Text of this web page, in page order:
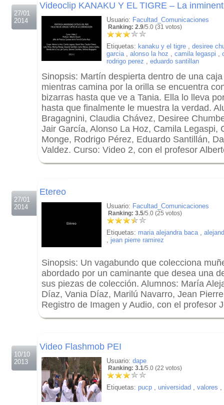
27/01
2014
Videoclip KANAKU Y EL TIGRE – La
Usuario: Facultad_Comunicaciones
Ranking: 2.9/5.0 (31 votos)
Etiquetas: kanaku y el tigre , desiree
garcia, alonso la hoz , camila legaspi ,
rodrigo perez , eduardo santillan
Sinopsis: Martín despierta dentro de una
mientras camina por la orilla se encuentra
bizarras hasta que ve a Tania. Ella lo lleva
hasta que finalmente le muestra la verdad.
Bragagnini, Claudia Chávez, Desiree
Jair García, Alonso La Hoz, Camila Legaspi,
Monge, Rodrigo Pérez, Eduardo Santillán,
Valdez. Curso: Video 2, con el profesor
27/01
2014
Etereo
Usuario: Facultad_Comunicaciones
Ranking: 3.5/5.0 (25 votos)
Etiquetas: maria alejandra baca,
, jean pierre ramirez
Sinopsis: Un vagabundo que colecciona
abordado por un caminante que desea una
sus piezas de colección. Alumnos: María
Díaz, Vania Díaz, Marilú Navarro, Jean
Registro de Imagen y Audio, con el profesor
10/10
2013
Video Flashmob PEI
Usuario: dape
Ranking: 3.1/5.0 (22 votos)
Etiquetas: pucp , universidad , valores ,